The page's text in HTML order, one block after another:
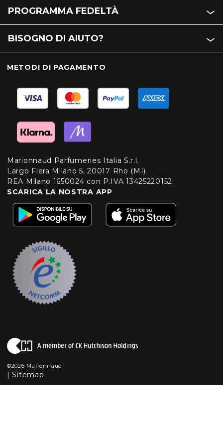
PROGRAMMA FEDELTÀ
BISOGNO DI AIUTO?
METODI DI PAGAMENTO
Marionnaud Parfumeries Italia S.r.l.
Largo Fiera Milano 5, 20017 Rho (MI)
REA Milano 1650024 con P.IVA 13425220152.
SCARICA LA NOSTRA APP
©2026 Marionnaud
|Sitemap